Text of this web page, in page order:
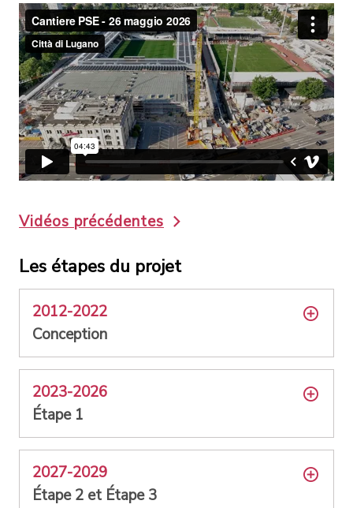
Vidéos précédentes
Les étapes du projet
2012-2022
Conception
2023-2026
Étape 1
2027-2029
Étape 2 et Étape 3